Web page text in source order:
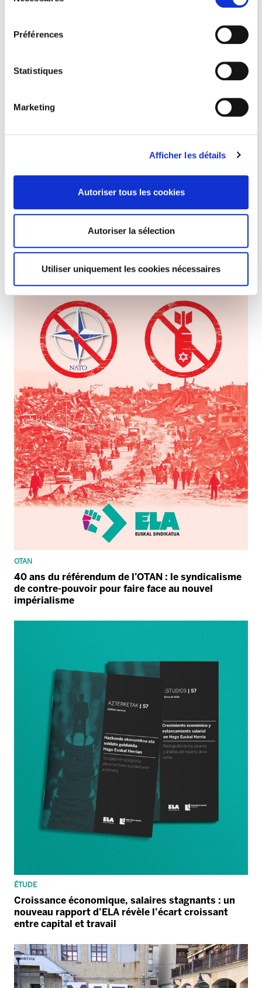
Préférences
Statistiques
Marketing
Afficher les détails
Autoriser tous les cookies
Autoriser la sélection
Utiliser uniquement les cookies nécessaires
GRÈVE GÉNÉRALE
Large soutien à la grève générale du 17 mars: la
OTAN
40 ans du référendum de l’OTAN : le syndicalisme
de contre-pouvoir pour faire face au nouvel
impérialisme
ÉTUDE
Croissance économique, salaires stagnants : un
nouveau rapport d’ELA révèle l’écart croissant
entre capital et travail